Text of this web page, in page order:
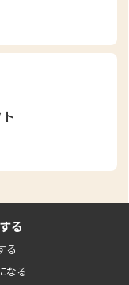
る
る
なる